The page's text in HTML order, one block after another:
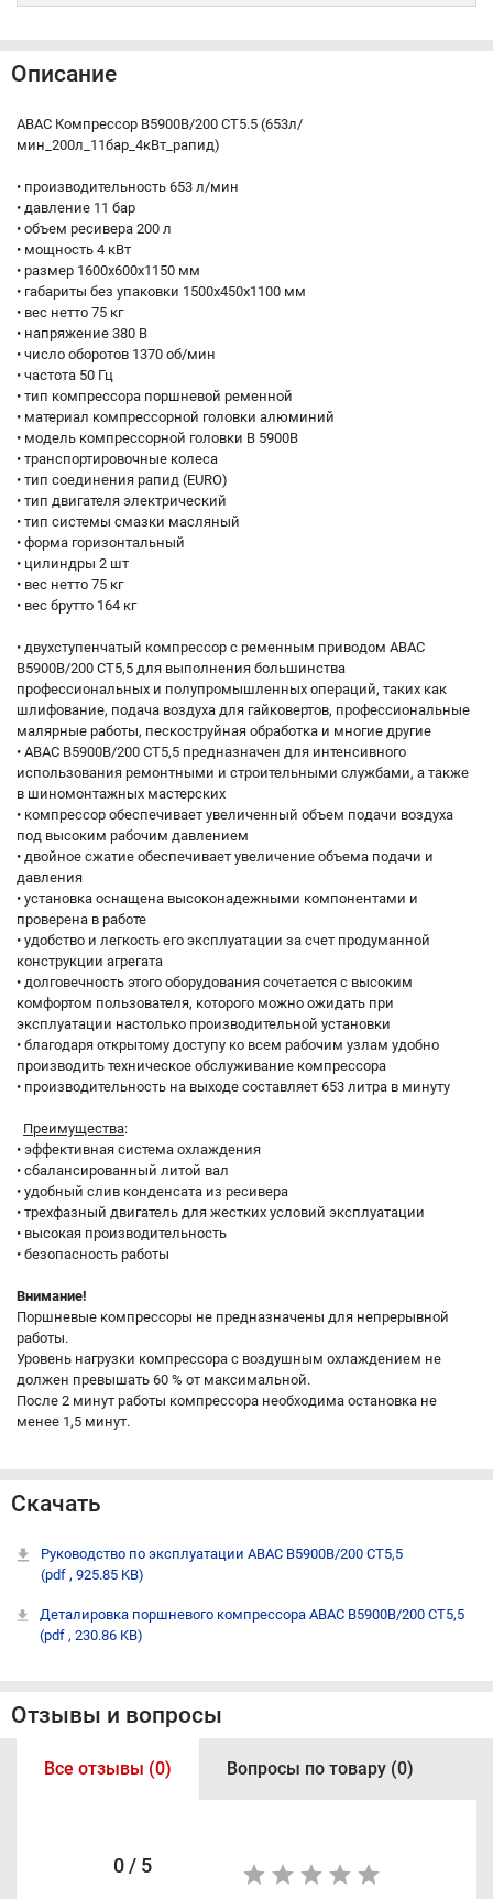
Описание
ABAC Компрессор B5900B/200 CT5.5 (653л/
мин_200л_11бар_4кВт_рапид)
• производительность 653 л/мин
• давление 11 бар
• объем ресивера 200 л
• мощность 4 кВт
• размер 1600x600x1150 мм
• габариты без упаковки 1500х450х1100 мм
• вес нетто 75 кг
• напряжение 380 В
• число оборотов 1370 об/мин
• частота 50 Гц
• тип компрессора поршневой ременной
• материал компрессорной головки алюминий
• модель компрессорной головки B 5900B
• транспортировочные колеса
• тип соединения рапид (EURO)
• тип двигателя электрический
• тип системы смазки масляный
• форма горизонтальный
• цилиндры 2 шт
• вес нетто 75 кг
• вес брутто 164 кг
• двухступенчатый компрессор с ременным приводом ABAC
B5900B/200 CT5,5 для выполнения большинства
профессиональных и полупромышленных операций, таких как
шлифование, подача воздуха для гайковертов, профессиональные
малярные работы, пескоструйная обработка и многие другие
• ABAC B5900B/200 CT5,5 предназначен для интенсивного
использования ремонтными и строительными службами, а также
в шиномонтажных мастерских
• компрессор обеспечивает увеличенный объем подачи воздуха
под высоким рабочим давлением
• двойное сжатие обеспечивает увеличение объема подачи и
давления
• установка оснащена высоконадежными компонентами и
проверена в работе
• удобство и легкость его эксплуатации за счет продуманной
конструкции агрегата
• долговечность этого оборудования сочетается с высоким
комфортом пользователя, которого можно ожидать при
эксплуатации настолько производительной установки
• благодаря открытому доступу ко всем рабочим узлам удобно
производить техническое обслуживание компрессора
• производительность на выходе составляет 653 литра в минуту
Преимущества:
• эффективная система охлаждения
• сбалансированный литой вал
• удобный слив конденсата из ресивера
• трехфазный двигатель для жестких условий эксплуатации
• высокая производительность
• безопасность работы
Внимание!
Поршневые компрессоры не предназначены для непрерывной
работы.
Уровень нагрузки компрессора с воздушным охлаждением не
должен превышать 60 % от максимальной.
После 2 минут работы компрессора необходима остановка не
менее 1,5 минут.
Скачать
Руководство по эксплуатации ABAC B5900B/200 CT5,5
(pdf , 925.85 KB)
Деталировка поршневого компрессора ABAC B5900B/200 CT5,5
(pdf , 230.86 KB)
Отзывы и вопросы
Все отзывы (0) Вопросы по товару (0)
0 / 5